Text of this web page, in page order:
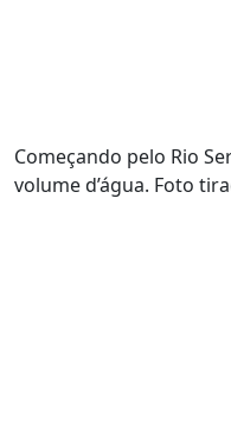
Começando pelo Rio
volume d’água. Foto